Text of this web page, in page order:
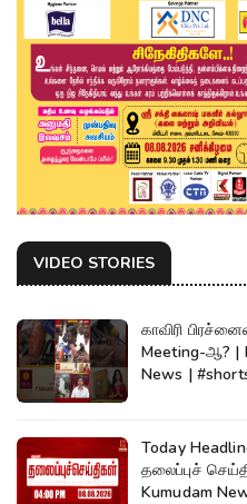
VIDEO STORIES
காவிரி
Meeting-ஆ? |
News |
Today
தலைப்புச்
Kumudam